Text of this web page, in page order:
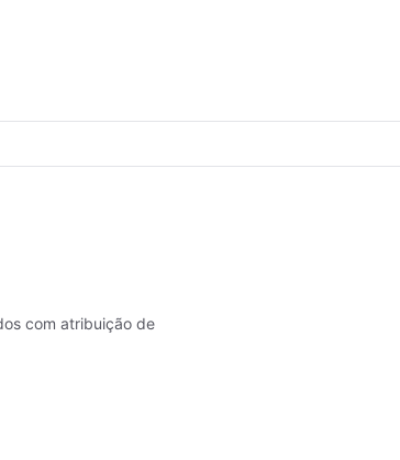
com atribuição de